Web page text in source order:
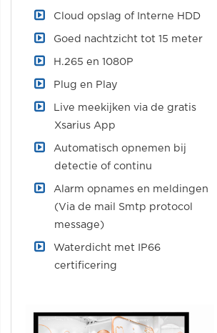
Cloud opslag of Interne HDD
Goed nachtzicht tot 15 meter
H.265 en 1080P
Plug en Play
Live meekijken via de gratis
Xsarius App
Automatisch opnemen bij
detectie of continu
Alarm opnames en meldingen
(Via de mail Smtp protocol
message)
Waterdicht met IP66
certificering